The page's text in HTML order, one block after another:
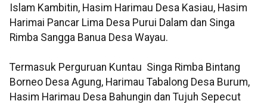
Islam Kambitin, Hasim Harimau Desa Kasiau, Hasim
Harimai Pancar Lima Desa Purui Dalam dan Singa
Rimba Sangga Banua Desa Wayau.
Termasuk Perguruan Kuntau Singa Rimba Bintang
Borneo Desa Agung, Harimau Tabalong Desa Burum,
Hasim Harimau Desa Bahungin dan Tujuh Sepecut